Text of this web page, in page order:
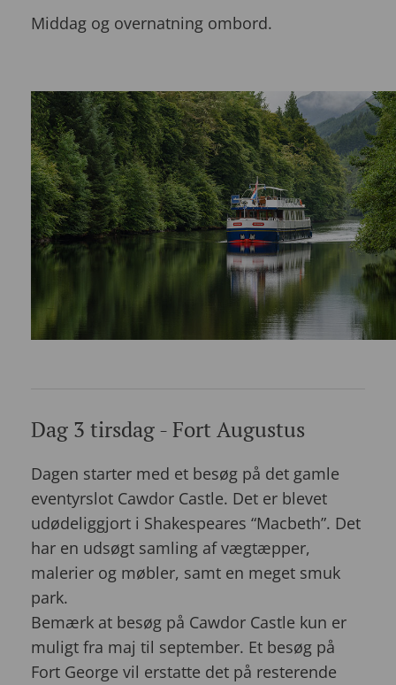
Middag og overnatning ombord.
Dag 3 tirsdag - Fort Augustus
Dagen starter med et besøg på det gamle
eventyrslot Cawdor Castle. Det er blevet
udødeliggjort i Shakespeares “Macbeth”. Det
har en udsøgt samling af vægtæpper,
malerier og møbler, samt en meget smuk
park.
Bemærk at besøg på Cawdor Castle kun er
muligt fra maj til september. Et besøg på
Fort George vil erstatte det på resterende